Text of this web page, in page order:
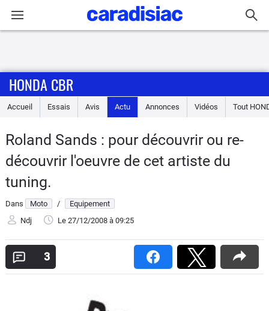
Accueil
Essais
Equipement
Avis
Forum
Scooters
HONDA CBR
Accueil Essais Avis Actu Annonces Vidéos Tout
Roland Sands : pour découvrir ou re-
découvrir l'oeuvre de cet artiste du
tuning.
Dans Moto /
Equipement
Ndj
Le 27/12/2008 à 09:25
3